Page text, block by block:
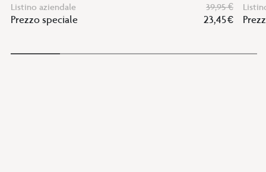
Listino aziendale
39,95 €
Prezzo speciale 23,45 €